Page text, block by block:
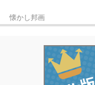
懐かし邦画